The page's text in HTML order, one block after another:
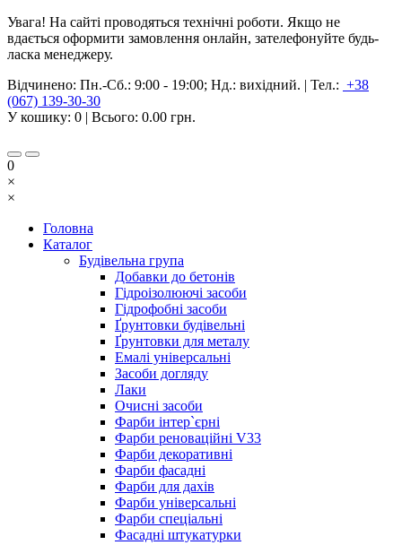
Увага! На сайті проводяться технічні роботи. Якщо не
вдається оформити замовлення онлайн, зателефонуйте будь-
ласка менеджеру.
Відчинено: Пн.-Сб.: 9:00 - 19:00; Нд.: вихідний. | Тел.: +38
(067) 139-30-30
У кошику: 0 | Всього: 0.00 грн.
0
×
×
Головна
Каталог
Будівельна група
Добавки до бетонів
Гідроізолюючі засоби
Гідрофобні засоби
Ґрунтовки будівельні
Ґрунтовки для металу
Емалі універсальні
Засоби догляду
Лаки
Очисні засоби
Фарби інтер`єрні
Фарби реноваційні V33
Фарби декоративні
Фарби фасадні
Фарби для дахів
Фарби універсальні
Фарби спеціальні
Фасадні штукатурки